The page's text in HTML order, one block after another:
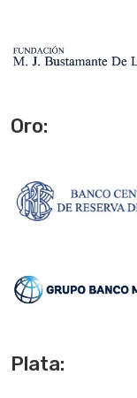
Oro:
Plata: